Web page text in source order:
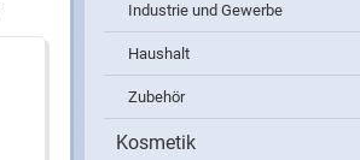
Industrie und Gewerbe
Haushalt
Zubehör
Kosmetik